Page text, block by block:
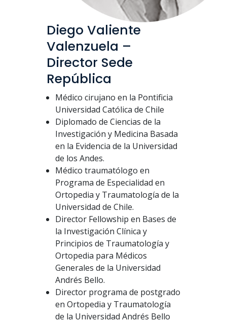
Diego Valiente
Valenzuela –
Director Sede
República
Médico cirujano en la Pontificia
Universidad Católica de Chile
Diplomado de Ciencias de la
Investigación y Medicina Basada
en la Evidencia de la Universidad
de los Andes.
Médico traumatólogo en
Programa de Especialidad en
Ortopedia y Traumatología de la
Universidad de Chile.
Director Fellowship en Bases de
la Investigación Clínica y
Principios de Traumatología y
Ortopedia para Médicos
Generales de la Universidad
Andrés Bello.
Director programa de postgrado
en Ortopedia y Traumatología
de la Universidad Andrés Bello